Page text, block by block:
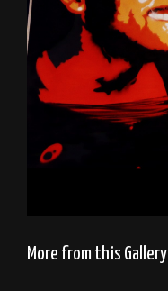
More from this Gallery